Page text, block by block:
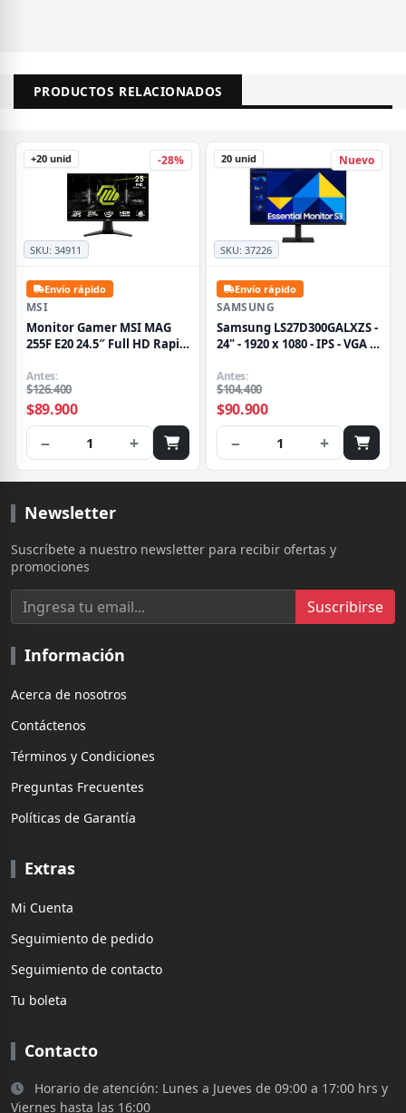
PRODUCTOS RELACIONADOS
-28%
SKU:34911
+20 unid
Envío rápido
MSI
Monitor Gamer MSI MAG
255F E20 24.5″ Full HD Rapid
Antes:
$126.400
$89.900
− 1 +
Nuevo
SKU:37226
20 unid
Envío rápido
SAMSUNG
Samsung LS27D300GALXZS -
24" - 1920 x 1080 - IPS - VGA /
Antes:
$104.400
$90.900
− 1 +
Newsletter
Suscríbete a nuestro newsletter para recibir ofertas y
promociones
Suscribirse
Información
Acerca de nosotros
Contáctenos
Términos y Condiciones
Preguntas Frecuentes
Políticas de Garantía
Extras
Mi Cuenta
Seguimiento de pedido
Seguimiento de contacto
Tu boleta
Contacto
Horario de atención: Lunes a Jueves de 09:00 a 17:00 hrs y
Viernes hasta las 16:00